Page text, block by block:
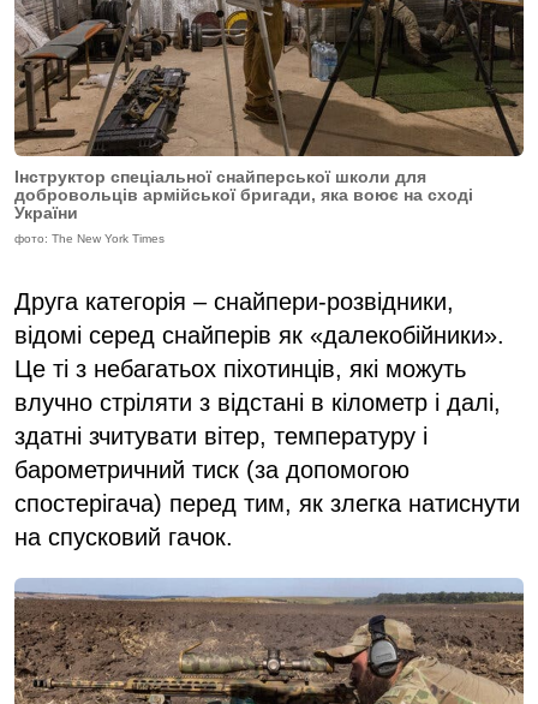
Інструктор спеціальної снайперської школи для
добровольців армійської бригади, яка воює на сході
України
фото: The New York Times
Друга категорія – снайпери-розвідники,
відомі серед снайперів як «далекобійники».
Це ті з небагатьох піхотинців, які можуть
влучно стріляти з відстані в кілометр і далі,
здатні зчитувати вітер, температуру і
барометричний тиск (за допомогою
спостерігача) перед тим, як злегка натиснути
на спусковий гачок.